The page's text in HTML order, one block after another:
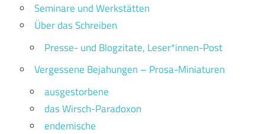
Seminare und Werkstätten
Über das Schreiben
Presse- und Blogzitate, Leser*innen-Post
Vergessene Bejahungen – Prosa-Miniaturen
ausgestorbene
das Wirsch-Paradoxon
endemische